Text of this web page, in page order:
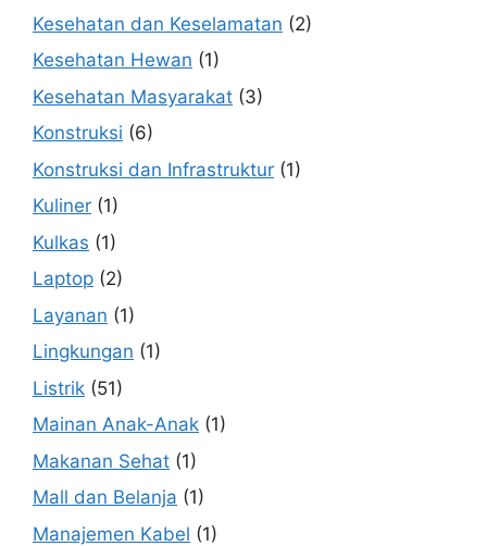
Kesehatan dan Keselamatan (2)
Kesehatan Hewan (1)
Kesehatan Masyarakat (3)
Konstruksi (6)
Konstruksi dan Infrastruktur (1)
Kuliner (1)
Kulkas (1)
Laptop (2)
Layanan (1)
Lingkungan (1)
Listrik (51)
Mainan Anak-Anak (1)
Makanan Sehat (1)
Mall dan Belanja (1)
Manajemen Kabel (1)